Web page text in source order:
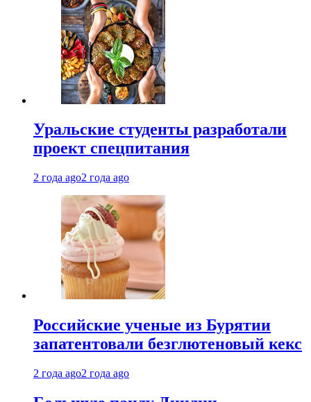
Уральские студенты разработали
проект спецпитания
2 года ago2 года ago
Российские ученые из Бурятии
запатентовали безглютеновый кекс
2 года ago2 года ago